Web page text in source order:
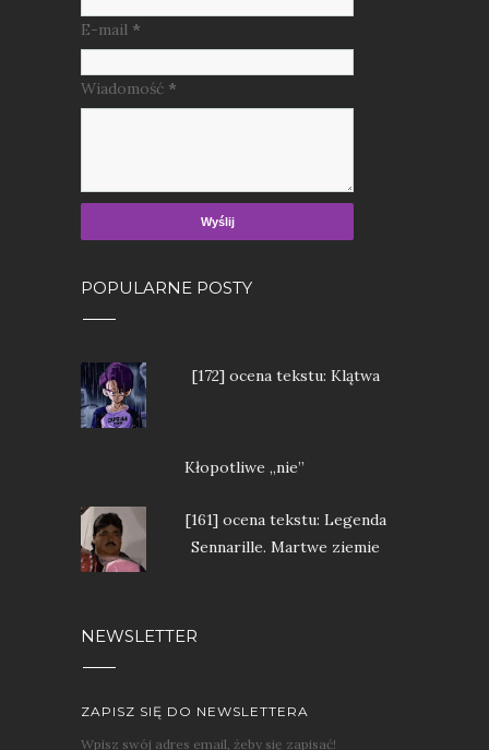
E-mail *
Wiadomość *
POPULARNE POSTY
[172] ocena tekstu: Klątwa
Kłopotliwe „nie”
[161] ocena tekstu: Legenda
Sennarille. Martwe ziemie
NEWSLETTER
ZAPISZ SIĘ DO NEWSLETTERA
Wpisz swój adres email, żeby się zapisać!